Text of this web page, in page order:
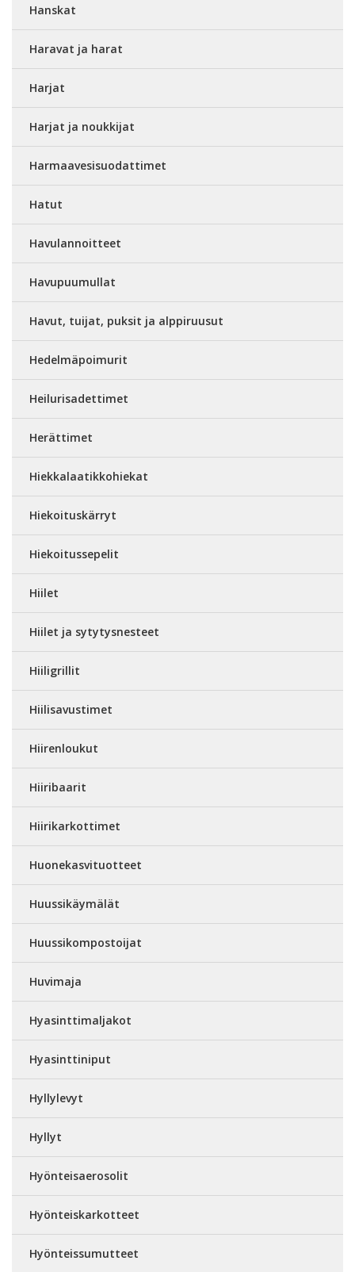
Hanskat
Haravat ja harat
Harjat
Harjat ja noukkijat
Harmaavesisuodattimet
Hatut
Havulannoitteet
Havupuumullat
Havut, tuijat, puksit ja alppiruusut
Hedelmäpoimurit
Heilurisadettimet
Herättimet
Hiekkalaatikkohiekat
Hiekoituskärryt
Hiekoitussepelit
Hiilet
Hiilet ja sytytysnesteet
Hiiligrillit
Hiilisavustimet
Hiirenloukut
Hiiribaarit
Hiirikarkottimet
Huonekasvituotteet
Huussikäymälät
Huussikompostoijat
Huvimaja
Hyasinttimaljakot
Hyasinttiniput
Hyllylevyt
Hyllyt
Hyönteisaerosolit
Hyönteiskarkotteet
Hyönteissumutteet